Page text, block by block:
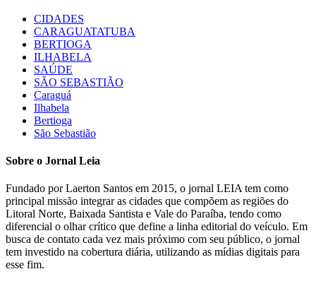
CIDADES
CARAGUATATUBA
BERTIOGA
ILHABELA
SAÚDE
SÃO SEBASTIÃO
Caraguá
Ilhabela
Bertioga
São Sebastião
Sobre o Jornal Leia
Fundado por Laerton Santos em 2015, o jornal LEIA tem como
principal missão integrar as cidades que compõem as regiões do
Litoral Norte, Baixada Santista e Vale do Paraíba, tendo como
diferencial o olhar crítico que define a linha editorial do veículo. Em
busca de contato cada vez mais próximo com seu público, o jornal
tem investido na cobertura diária, utilizando as mídias digitais para
esse fim.